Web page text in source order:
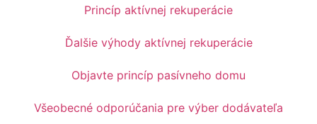
Princíp aktívnej rekuperácie
Ďalšie výhody aktívnej rekuperácie
Objavte princíp pasívneho domu
Všeobecné odporúčania pre výber dodávateľa